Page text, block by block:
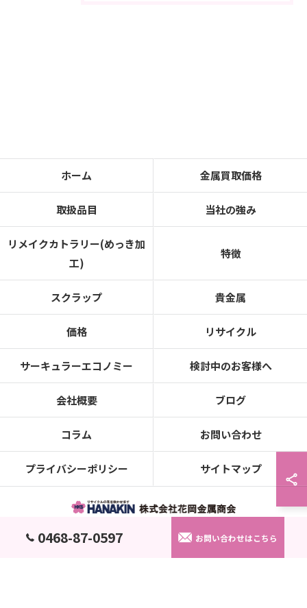
0468-87-0597 お問い合わせはこちら
ホーム 金属買取価格
取扱品目 当社の強み
リメイクカトラリー(めっき加
工)
特徴
スクラップ 貴金属
価格 リサイクル
サーキュラーエコノミー 検討中のお客様へ
会社概要 ブログ
コラム お問い合わせ
プライバシーポリシー サイトマップ
© 2026 金属の買取なら株式会社花岡金属商会 ALL RIGHTS RESERVED.